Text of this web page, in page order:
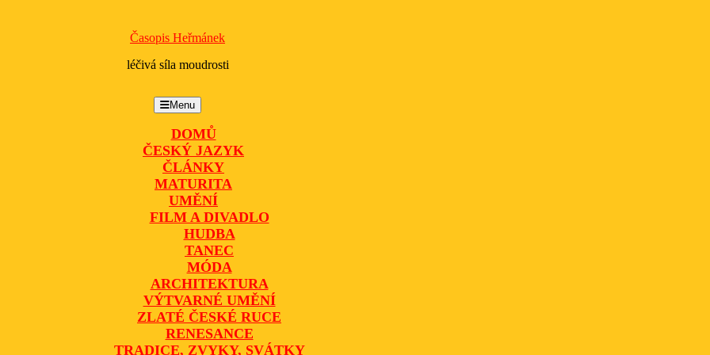
Časopis Heřmánek
léčivá síla moudrosti
MenuMenu
DOMŮ
ČESKÝ JAZYK
ČLÁNKY
MATURITA
UMĚNÍ
FILM A DIVADLO
HUDBA
TANEC
MÓDA
ARCHITEKTURA
VÝTVARNÉ UMĚNÍ
ZLATÉ ČESKÉ RUCE
RENESANCE
TRADICE, ZVYKY, SVÁTKY